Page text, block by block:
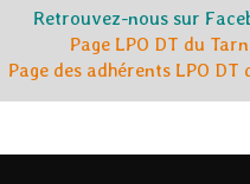
Retrouvez-nous sur
Page LPO DT du Tarn
Page des adhérents LPO DT